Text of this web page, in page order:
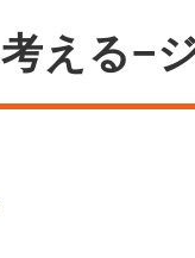
える−